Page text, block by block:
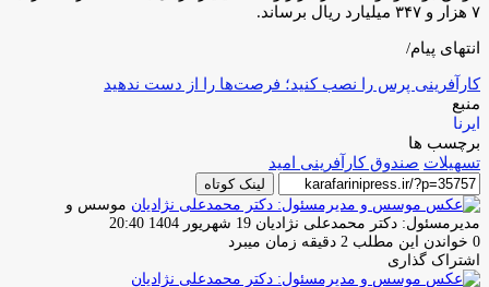
۷ هزار و ۳۴۷ میلیارد ریال برساند.
انتهای پیام/
کارآفرینی پرس را نصب کنید؛ فرصت‌ها را از دست ندهید
منبع
ایرنا
برچسب ها
تسهیلات صندوق کارآفرینی امید
لینک کوتاه
موسس و
مدیرمسئول: دکتر محمدعلی نژادیان ارسال
ایمیل
19 شهریور 1404 20:40
0 خواندن این مطلب 2 دقیقه زمان میبرد
اشتراک گذاری
فیس
توئیتر
لینکدین
واتس
تلگرام
اشتراک
چاپ